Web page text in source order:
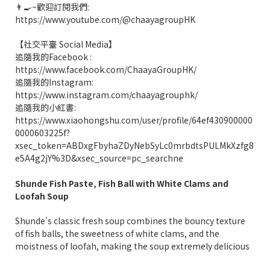
👨‍🍳~歡迎訂閱我們:
https://www.youtube.com/@chaayagroupHK
【社交平臺 Social Media】
追隨我的Facebook :
https://www.facebook.com/ChaayaGroupHK/
追隨我的Instagram:
https://www.instagram.com/chaayagrouphk/
追隨我的小紅書:
https://www.xiaohongshu.com/user/profile/64ef430900000
0000603225f?
xsec_token=ABDxgFbyhaZDyNebSyLc0mrbdtsPULMkXzfg8
e5A4g2jY%3D&xsec_source=pc_searchne
Shunde Fish Paste, Fish Ball with White Clams and
Loofah Soup
Shunde's classic fresh soup combines the bouncy texture
of fish balls, the sweetness of white clams, and the
moistness of loofah, making the soup extremely delicious